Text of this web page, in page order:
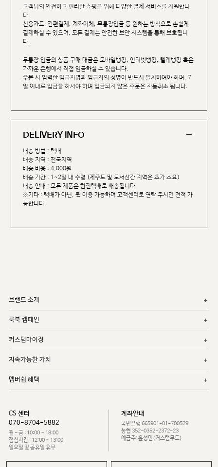
고객님의 안전하고 편리한 쇼핑을 위해 다양한 결제 서비스를 지원합니
다.
신용카드, 간편결제, 계좌이체, 무통장입금 등 원하는 방식으로 손쉽게
결제하실 수 있으며, 모든 결제는 안전한 보안 시스템을 통해 보호됩니
다.
무통장 입금의 상품 구매 대금은 모바일뱅킹, 인터넷뱅킹, 텔레뱅킹 혹은
가까운 은행에서 직접 입금하실 수 있습니다.
주문 시 입력한 입금자명과 입금자의 성명이 반드시 일치하여야 하며, 7
일 이내로 입금을 하셔야 하며 입금되지 않은 주문은 자동취소 됩니다.
DELIVERY INFO
배송 방법 : 택배
배송 지역 : 전국지역
배송 비용 : 4,000원
배송 기간 : 1~2일 내 수령 (제주도 및 도서산간 지역은 추가 소요)
배송 안내 : 모든 제품은 한진택배로 배송됩니다.
※기타 : 택배가 아닌, 퀵 이용 가능하며 고객센터로 연락 주시면 견적 가
능합니다.
브랜드 소개
룩북 캠페인
커스텀마이징
지속가능한 가치
멤버쉽 혜택
CS 센터
070-8704-5882
월 - 금 : 10:00 ~ 18:00
점심시간 : 12:00 ~ 13:00
일요일 및 공휴일 휴무
계좌안내
국민은행 665901-01-700529
농협 352-0352-2372-23
예금주: 윤성민(커스텀무드)